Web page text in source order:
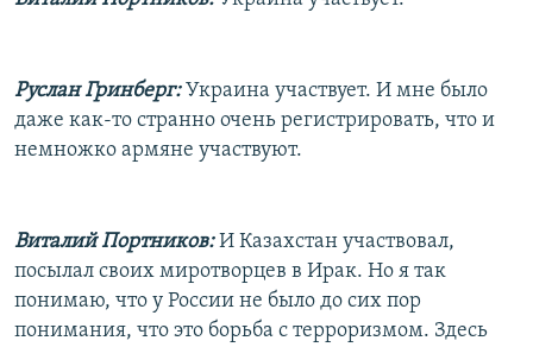
Руслан Гринберг:Украина участвует. И мне было
даже как-то странно очень регистрировать, что и
немножко армяне участвуют.
Виталий Портников:И Казахстан участвовал,
посылал своих миротворцев в Ирак. Но я так
понимаю, что у России не было до сих пор
понимания, что это борьба с терроризмом. Здесь